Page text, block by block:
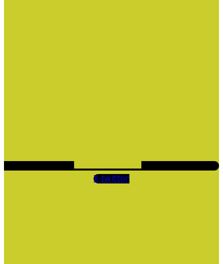
X-twitter